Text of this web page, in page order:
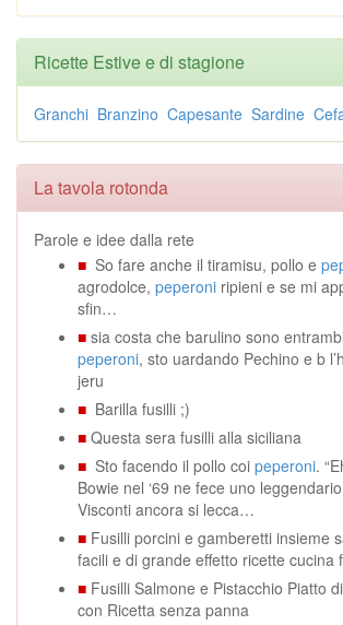
Ricette Estive e di stagione
Granchi Branzino Capesante Sardine
La tavola rotonda
Parole e idee dalla rete
■ So fare anche il tiramisu, pollo e
agrodolce, peperoni ripieni e se mi
sfin…
■ sia costa che barulino sono
peperoni, sto uardando Pechino e b
jeru
■ Barilla fusilli ;)
■ Questa sera fusilli alla siciliana
■ Sto facendo il pollo coi peperoni.
Bowie nel ‘69 ne fece uno
Visconti ancora si lecca…
■ Fusilli porcini e gamberetti insieme
facili e di grande effetto ricette
■ Fusilli Salmone e Pistacchio Piatto
con Ricetta senza panna